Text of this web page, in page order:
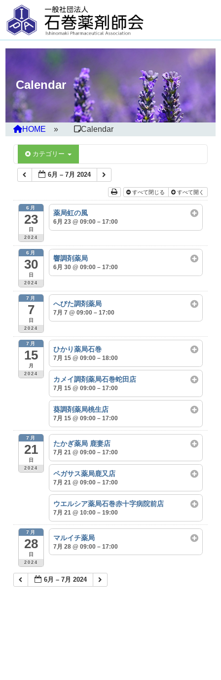
Calendar
HOME Calendar
カテゴリー
6月 – 7月 2024
すべて閉じる すべて開く
6月
23
日
2024
薬局虹の風
6月 23 @ 09:00 – 17:00
6月
30
日
2024
響調剤薬局
6月 30 @ 09:00 – 17:00
7月
7
日
2024
へびた調剤薬局
7月 7 @ 09:00 – 17:00
7月
15
月
2024
ひかり薬局石巻
7月 15 @ 09:00 – 18:00
カメイ調剤薬局石巻蛇田店
7月 15 @ 09:00 – 17:00
葵調剤薬局桃生店
7月 15 @ 09:00 – 17:00
7月
21
日
2024
たかぎ薬局 鹿妻店
7月 21 @ 09:00 – 17:00
ペガサス薬局鹿又店
7月 21 @ 09:00 – 17:00
ウエルシア薬局石巻赤十字病院前店
7月 21 @ 10:00 – 19:00
7月
28
日
2024
マルイチ薬局
7月 28 @ 09:00 – 17:00
6月 – 7月 2024